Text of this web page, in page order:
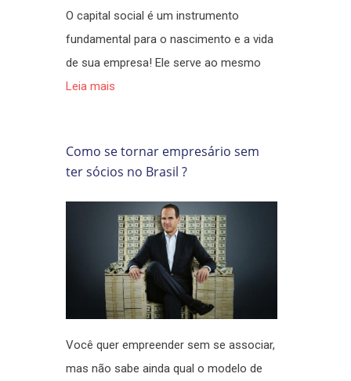
O capital social é um instrumento
fundamental para o nascimento e a vida
de sua empresa! Ele serve ao mesmo
Leia mais
Como se tornar empresário sem
ter sócios no Brasil ?
Você quer empreender sem se associar,
mas não sabe ainda qual o modelo de